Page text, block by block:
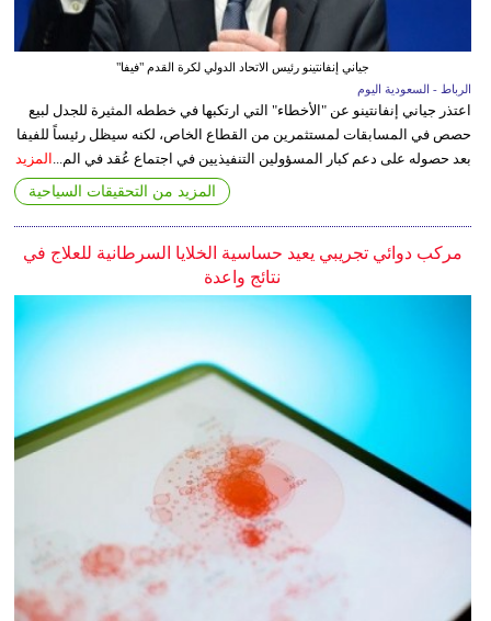
جياني إنفانتينو رئيس الاتحاد الدولي لكرة القدم "فيفا"
الرباط - السعودية اليوم
اعتذر جياني إنفانتينو عن "الأخطاء" التي ارتكبها في خططه المثيرة للجدل لبيع
حصص في المسابقات لمستثمرين من القطاع الخاص، لكنه سيظل رئيساً للفيفا
بعد حصوله على دعم كبار المسؤولين التنفيذيين في اجتماع عُقد في الم...
المزيد
المزيد من التحقيقات السياحية
مركب دوائي تجريبي يعيد حساسية الخلايا السرطانية للعلاج في
نتائج واعدة